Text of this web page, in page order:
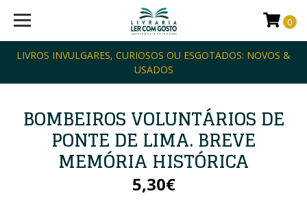
LIVROS INVULGARES, CURIOSOS OU ESGOTADOS: NOVOS &
USADOS
0
BOMBEIROS VOLUNTÁRIOS DE
PONTE DE LIMA. BREVE
MEMÓRIA HISTÓRICA
5,30€